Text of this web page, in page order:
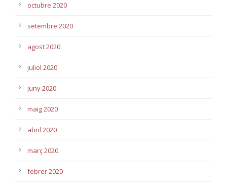
octubre 2020
setembre 2020
agost 2020
juliol 2020
juny 2020
maig 2020
abril 2020
març 2020
febrer 2020